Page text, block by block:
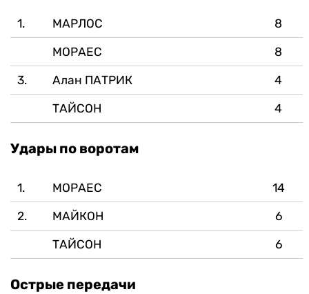
1. МАРЛОС 8
МОРАЕС 8
3. Алан ПАТРИК 4
ТАЙСОН 4
Удары по воротам
1. МОРАЕС 14
2. МАЙКОН 6
ТАЙСОН 6
Острые передачи